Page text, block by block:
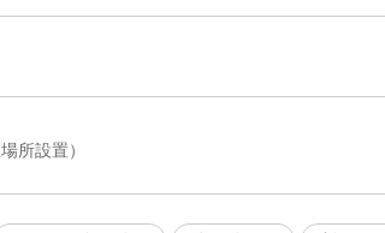
所設置）